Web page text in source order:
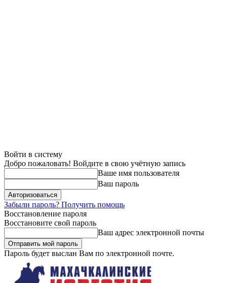
Войти в систему
Добро пожаловать! Войдите в свою учётную запись
Ваше имя пользователя
Ваш пароль
Забыли пароль? Получить помощь
Восстановление пароля
Восстановите свой пароль
Ваш адрес электронной почты
Пароль будет выслан Вам по электронной почте.